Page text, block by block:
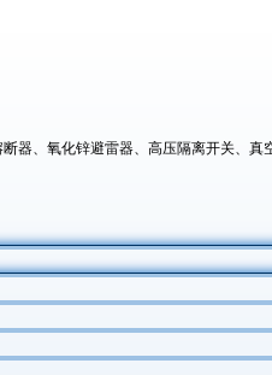
断器、氧化锌避雷器、高压隔离开关